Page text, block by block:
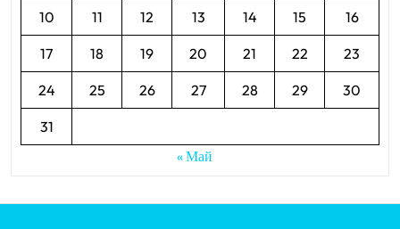
10 11 12 13 14 15 16
17 18 19 20 21 22 23
24 25 26 27 28 29 30
31
« Май